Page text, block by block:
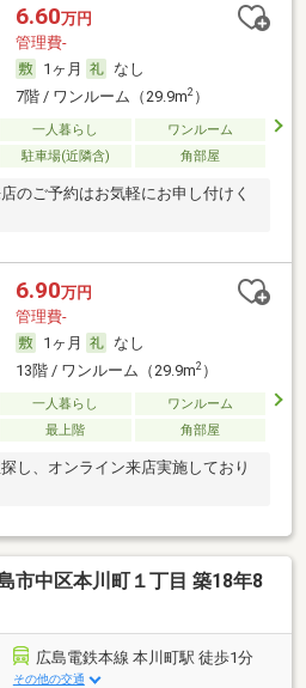
6.60万円
管理費-
1ヶ月
なし
7階 / ワンルーム（29.9m2）
一人暮らし
ワンルーム
駐車場(近隣含) 角部屋
のご予約はお気軽にお申し付けく
6.90万円
管理費-
1ヶ月
なし
13階 / ワンルーム（29.9m2）
一人暮らし
ワンルーム
最上階 角部屋
し、オンライン来店実施しており
市中区本川町１丁目 築18年8
広島電鉄本線 本川町駅 徒歩1分
その他の交通